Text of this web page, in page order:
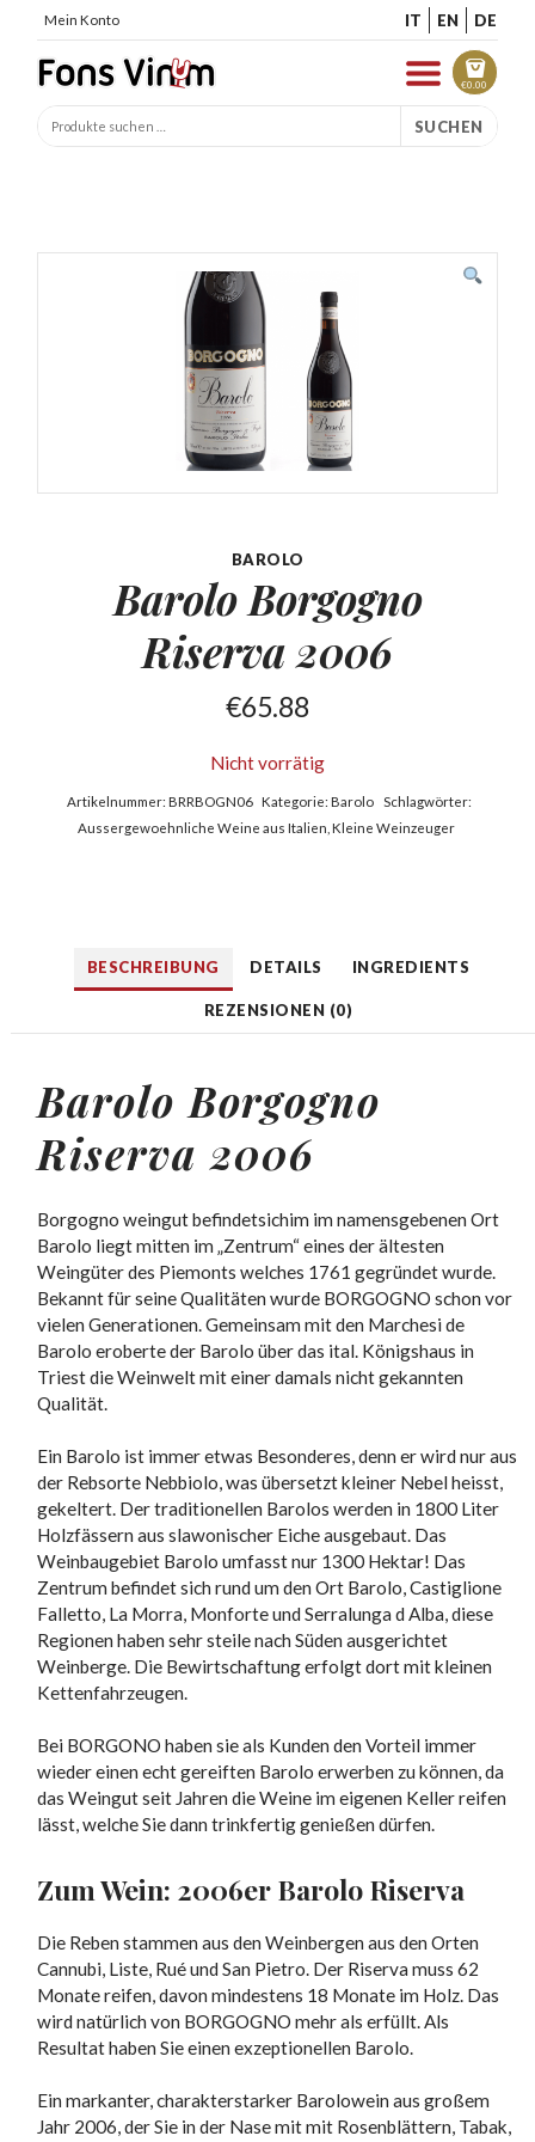
Mein Konto IT EN DE
€0.00
SUCHEN
BAROLO
Barolo Borgogno
Riserva 2006
€65.88
Nicht vorrätig
Artikelnummer: BRRBOGN06 Kategorie:Barolo
Schlagwörter:
Aussergewoehnliche Weine aus Italien Kleine Weinzeuger
BESCHREIBUNG DETAILS INGREDIENTS
REZENSIONEN (0)
Barolo Borgogno
Riserva 2006
Borgogno weingut befindetsichim im namensgebenen Ort
Barolo liegt mitten im „Zentrum“ eines der ältesten
Weingüter des Piemonts welches 1761 gegründet wurde.
Bekannt für seine Qualitäten wurde BORGOGNO schon vor
vielen Generationen. Gemeinsam mit den Marchesi de
Barolo eroberte der Barolo über das ital. Königshaus in
Triest die Weinwelt mit einer damals nicht gekannten
Qualität.
Ein Barolo ist immer etwas Besonderes, denn er wird nur aus
der Rebsorte Nebbiolo, was übersetzt kleiner Nebel heisst,
gekeltert. Der traditionellen Barolos werden in 1800 Liter
Holzfässern aus slawonischer Eiche ausgebaut. Das
Weinbaugebiet Barolo umfasst nur 1300 Hektar! Das
Zentrum befindet sich rund um den Ort Barolo, Castiglione
Falletto, La Morra, Monforte und Serralunga d Alba, diese
Regionen haben sehr steile nach Süden ausgerichtet
Weinberge. Die Bewirtschaftung erfolgt dort mit kleinen
Kettenfahrzeugen.
Bei BORGONO haben sie als Kunden den Vorteil immer
wieder einen echt gereiften Barolo erwerben zu können, da
das Weingut seit Jahren die Weine im eigenen Keller reifen
lässt, welche Sie dann trinkfertig genießen dürfen.
Zum Wein: 2006er Barolo Riserva
Die Reben stammen aus den Weinbergen aus den Orten
Cannubi, Liste, Rué und San Pietro. Der Riserva muss 62
Monate reifen, davon mindestens 18 Monate im Holz. Das
wird natürlich von BORGOGNO mehr als erfüllt. Als
Resultat haben Sie einen exzeptionellen Barolo.
Ein markanter, charakterstarker Barolowein aus großem
Jahr 2006, der Sie in der Nase mit mit Rosenblättern, Tabak,